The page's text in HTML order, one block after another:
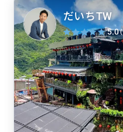
だいちTW
5.0